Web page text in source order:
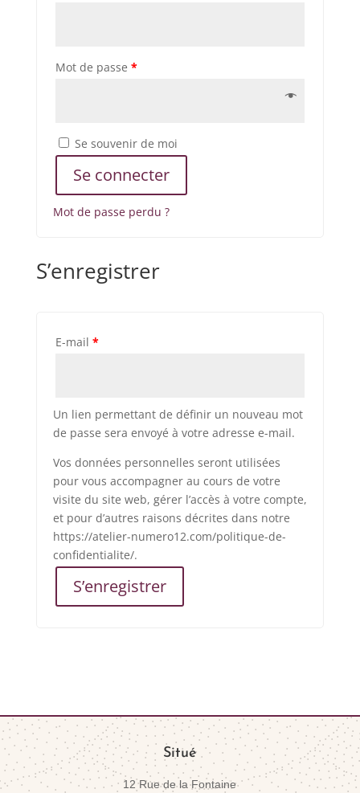
Mot de passe *
Se souvenir de moi
Se connecter
Mot de passe perdu ?
S’enregistrer
E-mail *
Un lien permettant de définir un nouveau mot
de passe sera envoyé à votre adresse e-mail.
Vos données personnelles seront utilisées
pour vous accompagner au cours de votre
visite du site web, gérer l’accès à votre compte,
et pour d’autres raisons décrites dans notre
https://atelier-numero12.com/politique-de-
confidentialite/.
S’enregistrer
Situé
12 Rue de la Fontaine